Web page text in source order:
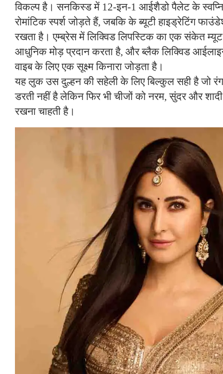
विकल्प है। सनकिस्ड में 12-इन-1 आईशैडो पैलेट के
रोमांटिक स्पर्श जोड़ते हैं, जबकि के ब्यूटी हाइड्रेटिंग
रखता है। एम्ब्रेस में लिक्विड लिपस्टिक का एक संकेत
आधुनिक मोड़ प्रदान करता है, और ब्लैक लिक्विड
वाइब के लिए एक सूक्ष्म किनारा जोड़ता है।
यह लुक उस दुल्हन की सहेली के लिए बिल्कुल सही है जो
डरती नहीं है लेकिन फिर भी चीजों को नरम, सुंदर और
रखना चाहती है।